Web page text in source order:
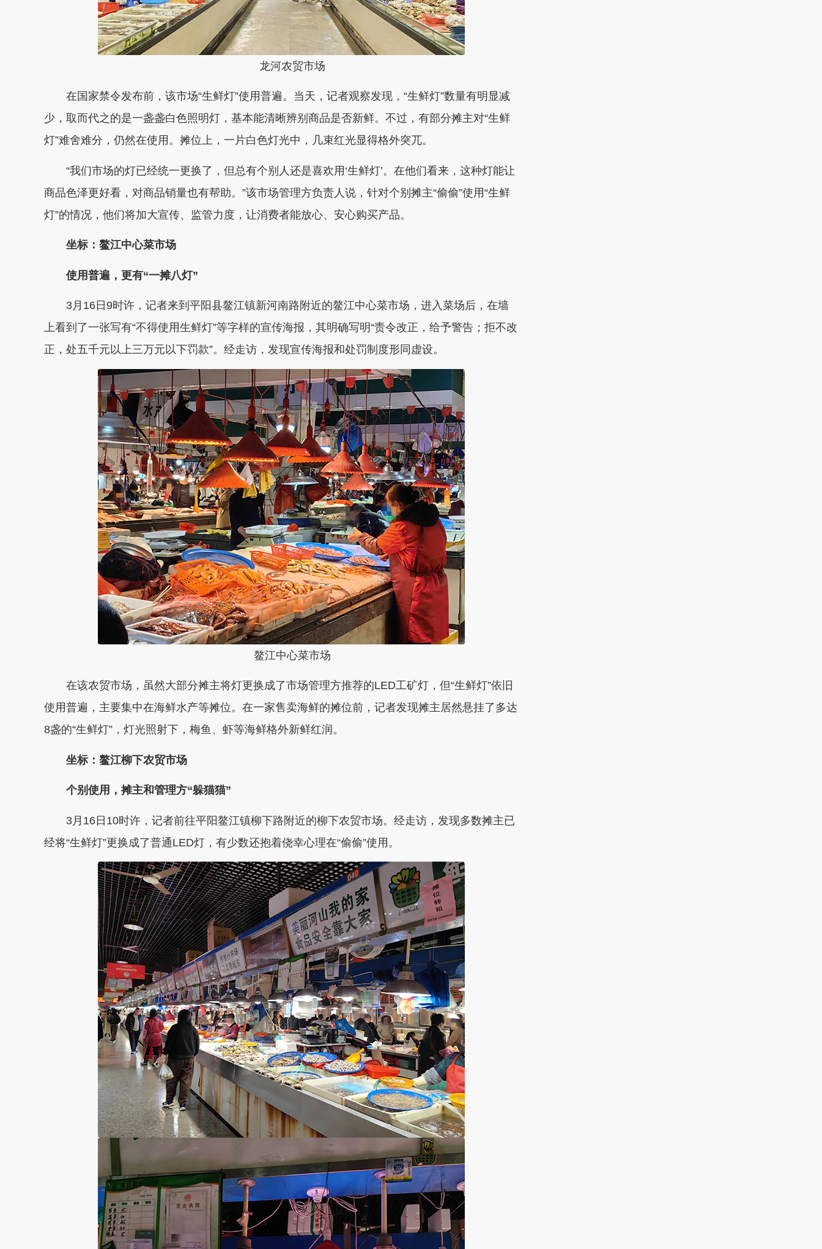
龙河农贸市场
在国家禁令发布前，该市场“生鲜灯”使用普遍。当天，记者观察发现，“生鲜灯”数量有明显减
少，取而代之的是一盏盏白色照明灯，基本能清晰辨别商品是否新鲜。不过，有部分摊主对“生鲜
灯”难舍难分，仍然在使用。摊位上，一片白色灯光中，几束红光显得格外突兀。
“我们市场的灯已经统一更换了，但总有个别人还是喜欢用‘生鲜灯’。在他们看来，这种灯能让
商品色泽更好看，对商品销量也有帮助。”该市场管理方负责人说，针对个别摊主“偷偷”使用“生鲜
灯”的情况，他们将加大宣传、监管力度，让消费者能放心、安心购买产品。
坐标：鳌江中心菜市场
使用普遍，更有“一摊八灯”
3月16日9时许，记者来到平阳县鳌江镇新河南路附近的鳌江中心菜市场，进入菜场后，在墙
上看到了一张写有“不得使用生鲜灯”等字样的宣传海报，其明确写明“责令改正，给予警告；拒不改
正，处五千元以上三万元以下罚款”。经走访，发现宣传海报和处罚制度形同虚设。
鳌江中心菜市场
在该农贸市场，虽然大部分摊主将灯更换成了市场管理方推荐的LED工矿灯，但“生鲜灯”依旧
使用普遍，主要集中在海鲜水产等摊位。在一家售卖海鲜的摊位前，记者发现摊主居然悬挂了多达
8盏的“生鲜灯”，灯光照射下，梅鱼、虾等海鲜格外新鲜红润。
坐标：鳌江柳下农贸市场
个别使用，摊主和管理方“躲猫猫”
3月16日 10时许，记者前往平阳鳌江镇柳下路附近的柳下农贸市场。经走访，发现多数摊主已
经将“生鲜灯”更换成了普通LED灯，有少数还抱着侥幸心理在“偷偷”使用。